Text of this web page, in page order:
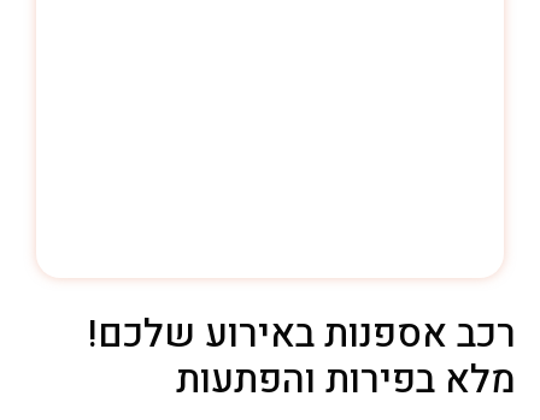
רכב אספנות באירוע שלכם!
מלא בפירות והפתעות